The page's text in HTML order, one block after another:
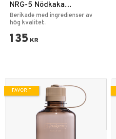
NRG-5 Nödkaka
Nödranson 500g
Berikade med ingredienser av
hög kvalitet.
135 KR
FAVORIT